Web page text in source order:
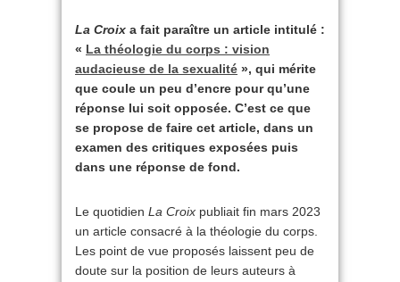
La Croix a fait paraître un article intitulé :
« La théologie du corps : vision
audacieuse de la sexualité », qui mérite
que coule un peu d’encre pour qu’une
réponse lui soit opposée. C’est ce que
se propose de faire cet article, dans un
examen des critiques exposées puis
dans une réponse de fond.
Le quotidien La Croix publiait fin mars 2023
un article consacré à la théologie du corps.
Les point de vue proposés laissent peu de
doute sur la position de leurs auteurs à